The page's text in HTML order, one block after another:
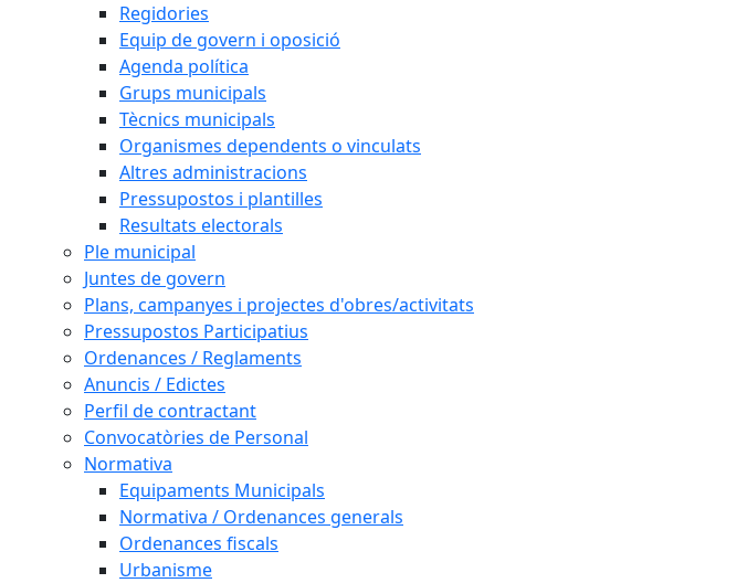
Regidories
Equip de govern i oposició
Agenda política
Grups municipals
Tècnics municipals
Organismes dependents o vinculats
Altres administracions
Pressupostos i plantilles
Resultats electorals
Ple municipal
Juntes de govern
Plans, campanyes i projectes d'obres/activitats
Pressupostos Participatius
Ordenances / Reglaments
Anuncis / Edictes
Perfil de contractant
Convocatòries de Personal
Normativa
Equipaments Municipals
Normativa / Ordenances generals
Ordenances fiscals
Urbanisme